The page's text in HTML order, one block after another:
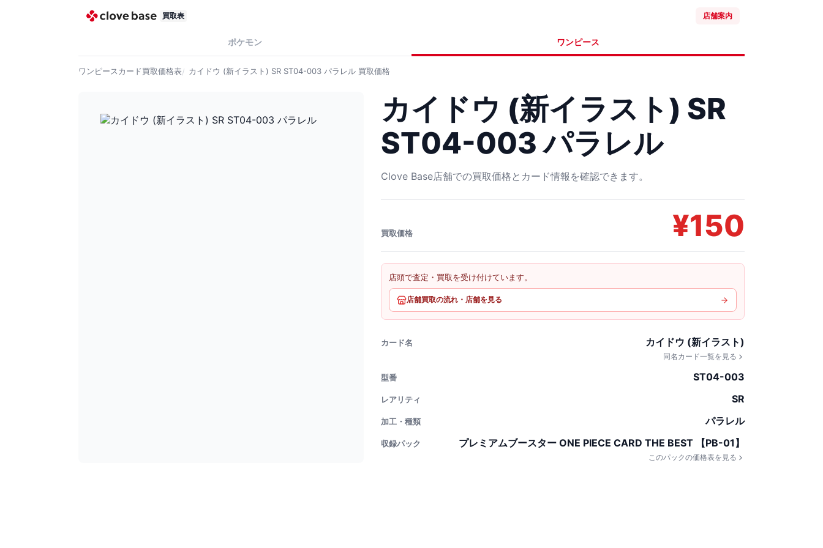
買取表 店舗案内
ポケモン ワンピース
ワンピースカード買取価格表 カイドウ (新イラスト) SR ST04-003 パラレル 買取価格
カイドウ (新イラスト) SR
ST04-003 パラレル
Clove Base店舗での買取価格とカード情報を確認できます。
買取価格 ¥150
店頭で査定・買取を受け付けています。
店舗買取の流れ・店舗を見る
カード名 カイドウ (新イラスト)
同名カード一覧を見る
型番 ST04-003
レアリティ SR
加工・種類 パラレル
収録パック プレミアムブースター ONE PIECE CARD THE BEST 【PB-01】
このパックの価格表を見る